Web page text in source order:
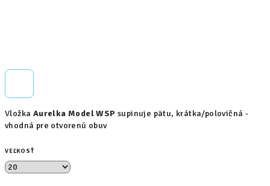
Vložka Aurelka Model WSP supinuje pätu, krátka/polovičná -
vhodná pre otvorenú obuv
VEĽKOSŤ